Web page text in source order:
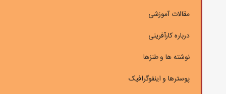
مقالات آموزشی
درباره کارآفرینی
نوشته ها و طنزها
پوسترها و اینفوگرافیک